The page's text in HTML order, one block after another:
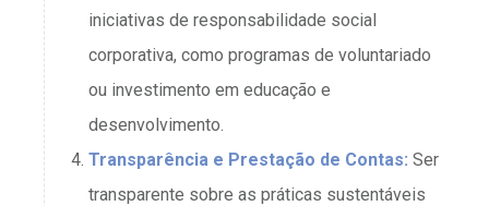
iniciativas de responsabilidade social
corporativa, como programas de voluntariado
ou investimento em educação e
desenvolvimento.
Transparência e Prestação de Contas: Ser
transparente sobre as práticas sustentáveis ​​